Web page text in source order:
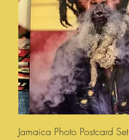
Jamaica Photo Postcard Set